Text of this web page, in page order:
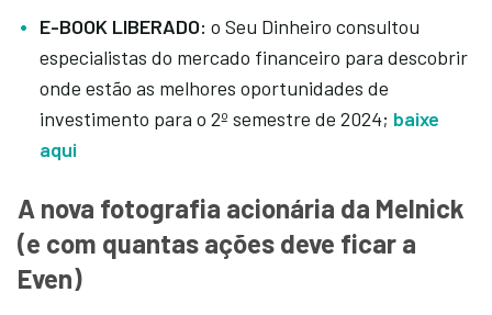
E-BOOK LIBERADO: o Seu Dinheiro consultou
especialistas do mercado financeiro para descobrir
onde estão as melhores oportunidades de
investimento para o 2º semestre de 2024; baixe
aqui
A nova fotografia acionária da Melnick
(e com quantas ações deve ficar a
Even)